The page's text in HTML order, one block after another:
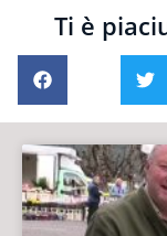
Ti è